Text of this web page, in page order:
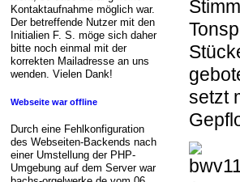
Kontaktaufnahme möglich war.
Der betreffende Nutzer mit den
Initialien F. S. möge sich daher
bitte noch einmal mit der
korrekten Mailadresse an uns
wenden. Vielen Dank!
Webseite war offline
Durch eine Fehlkonfiguration
des Webseiten-Backends nach
einer Umstellung der PHP-
Umgebung auf dem Server war
setzt